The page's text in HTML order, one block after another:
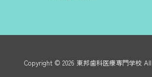
Copyright © 2026 東邦歯科医療専門学校